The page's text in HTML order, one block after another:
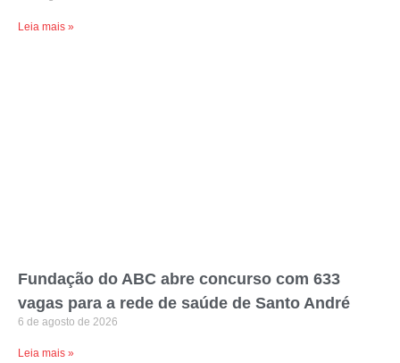
Leia mais »
Fundação do ABC abre concurso com 633
vagas para a rede de saúde de Santo André
6 de agosto de 2026
Leia mais »